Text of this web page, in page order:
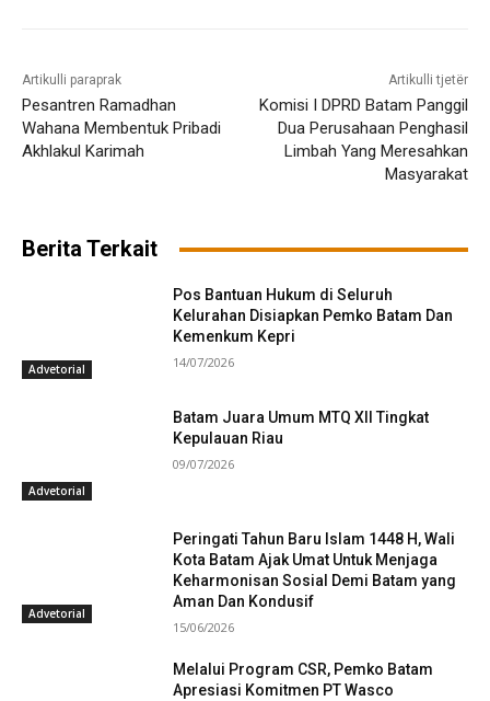
Artikulli paraprak
Pesantren Ramadhan
Wahana Membentuk Pribadi
Akhlakul Karimah
Artikulli tjetër
Komisi I DPRD Batam Panggil
Dua Perusahaan Penghasil
Limbah Yang Meresahkan
Masyarakat
Berita Terkait
Advetorial
Pos Bantuan Hukum di Seluruh
Kelurahan Disiapkan Pemko Batam Dan
Kemenkum Kepri
14/07/2026
Advetorial
Batam Juara Umum MTQ XII Tingkat
Kepulauan Riau
09/07/2026
Advetorial
Peringati Tahun Baru Islam 1448 H, Wali
Kota Batam Ajak Umat Untuk Menjaga
Keharmonisan Sosial Demi Batam yang
Aman Dan Kondusif
15/06/2026
Melalui Program CSR, Pemko Batam
Apresiasi Komitmen PT Wasco